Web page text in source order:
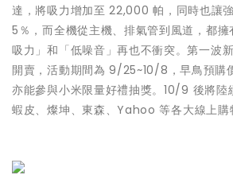
達，將吸力增加至 22,000 帕，同時也讓
5％，而全機從主機、排氣管到風道，都
吸力」和「低噪音」再也不衝突。第一波
開賣，活動期間為 9/25~10/8，早鳥預購
亦能參與小米限量好禮抽獎。10/9 後將陸
蝦皮、燦坤、東森、Yahoo 等各大線上購